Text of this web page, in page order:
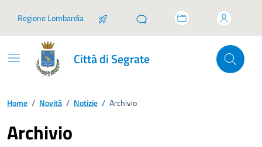
Regione Lombardia
Città di Segrate
Home / Novità / Notizie / Archivio
Archivio